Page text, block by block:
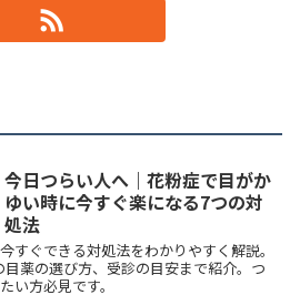
今日つらい人へ｜花粉症で目がか
ゆい時に今すぐ楽になる7つの対
処法
すぐできる対処法をわかりやすく解説。
薬の選び方、受診の目安まで紹介。つ
い方必見です。